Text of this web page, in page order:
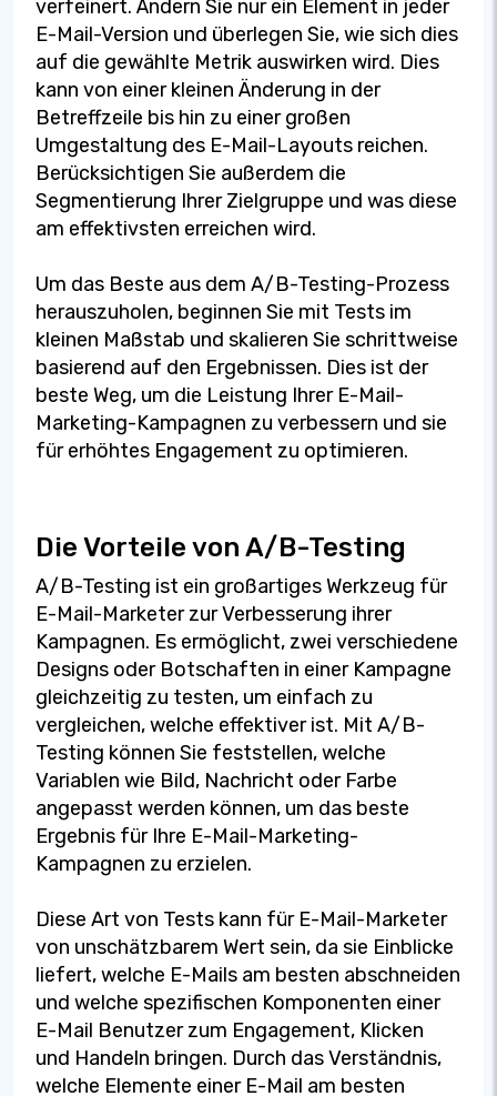
verfeinert. Ändern Sie nur ein Element in jeder
E-Mail-Version und überlegen Sie, wie sich dies
auf die gewählte Metrik auswirken wird. Dies
kann von einer kleinen Änderung in der
Betreffzeile bis hin zu einer großen
Umgestaltung des E-Mail-Layouts reichen.
Berücksichtigen Sie außerdem die
Segmentierung Ihrer Zielgruppe und was diese
am effektivsten erreichen wird.
Um das Beste aus dem A/B-Testing-Prozess
herauszuholen, beginnen Sie mit Tests im
kleinen Maßstab und skalieren Sie schrittweise
basierend auf den Ergebnissen. Dies ist der
beste Weg, um die Leistung Ihrer E-Mail-
Marketing-Kampagnen zu verbessern und sie
für erhöhtes Engagement zu optimieren.
Die Vorteile von A/B-Testing
A/B-Testing ist ein großartiges Werkzeug für
E-Mail-Marketer zur Verbesserung ihrer
Kampagnen. Es ermöglicht, zwei verschiedene
Designs oder Botschaften in einer Kampagne
gleichzeitig zu testen, um einfach zu
vergleichen, welche effektiver ist. Mit A/B-
Testing können Sie feststellen, welche
Variablen wie Bild, Nachricht oder Farbe
angepasst werden können, um das beste
Ergebnis für Ihre E-Mail-Marketing-
Kampagnen zu erzielen.
Diese Art von Tests kann für E-Mail-Marketer
von unschätzbarem Wert sein, da sie Einblicke
liefert, welche E-Mails am besten abschneiden
und welche spezifischen Komponenten einer
E-Mail Benutzer zum Engagement, Klicken
und Handeln bringen. Durch das Verständnis,
welche Elemente einer E-Mail am besten